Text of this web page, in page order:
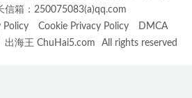
信箱：250075083(a)qq.com
Policy Cookie Privacy Policy
DMCA
出海王 ChuHai5.com All rights reserved